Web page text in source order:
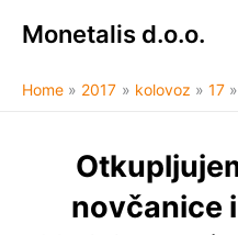
Monetalis d.o.o.
Home 2017 kolovoz 17
novčanice